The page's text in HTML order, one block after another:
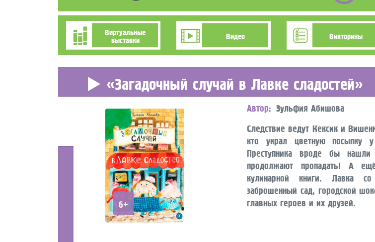
Познавательно-
развлекательное
Виртуальные
выставки
Видео Викторины
«Загадочный случай в Лавке сладостей»
6+
Автор Зульфия Абишова
Следствие ведут Кексик и
кто украл цветную посыпку у
Преступника вроде бы
продолжают пропадать! А
кулинарной книги. Лавка со
заброшенный сад, городской
главных героев и их друзей.